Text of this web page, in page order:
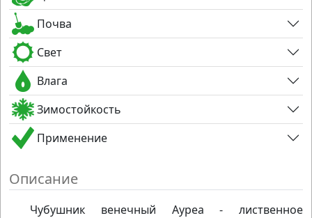
Почва
Свет
Влага
Зимостойкость
Применение
Описание
Чубушник венечный Ауреа - лиственное